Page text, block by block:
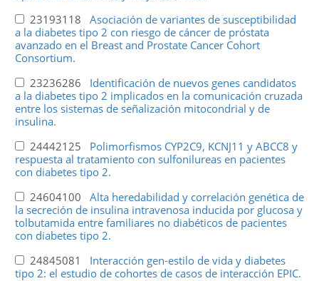
23193118 Asociación de variantes de susceptibilidad
a la diabetes tipo 2 con riesgo de cáncer de próstata
avanzado en el Breast and Prostate Cancer Cohort
Consortium.
23236286 Identificación de nuevos genes candidatos
a la diabetes tipo 2 implicados en la comunicación cruzada
entre los sistemas de señalización mitocondrial y de
insulina.
24442125 Polimorfismos CYP2C9, KCNJ11 y ABCC8 y
respuesta al tratamiento con sulfonilureas en pacientes
con diabetes tipo 2.
24604100 Alta heredabilidad y correlación genética de
la secreción de insulina intravenosa inducida por glucosa y
tolbutamida entre familiares no diabéticos de pacientes
con diabetes tipo 2.
24845081 Interacción gen-estilo de vida y diabetes
tipo 2: el estudio de cohortes de casos de interacción EPIC.